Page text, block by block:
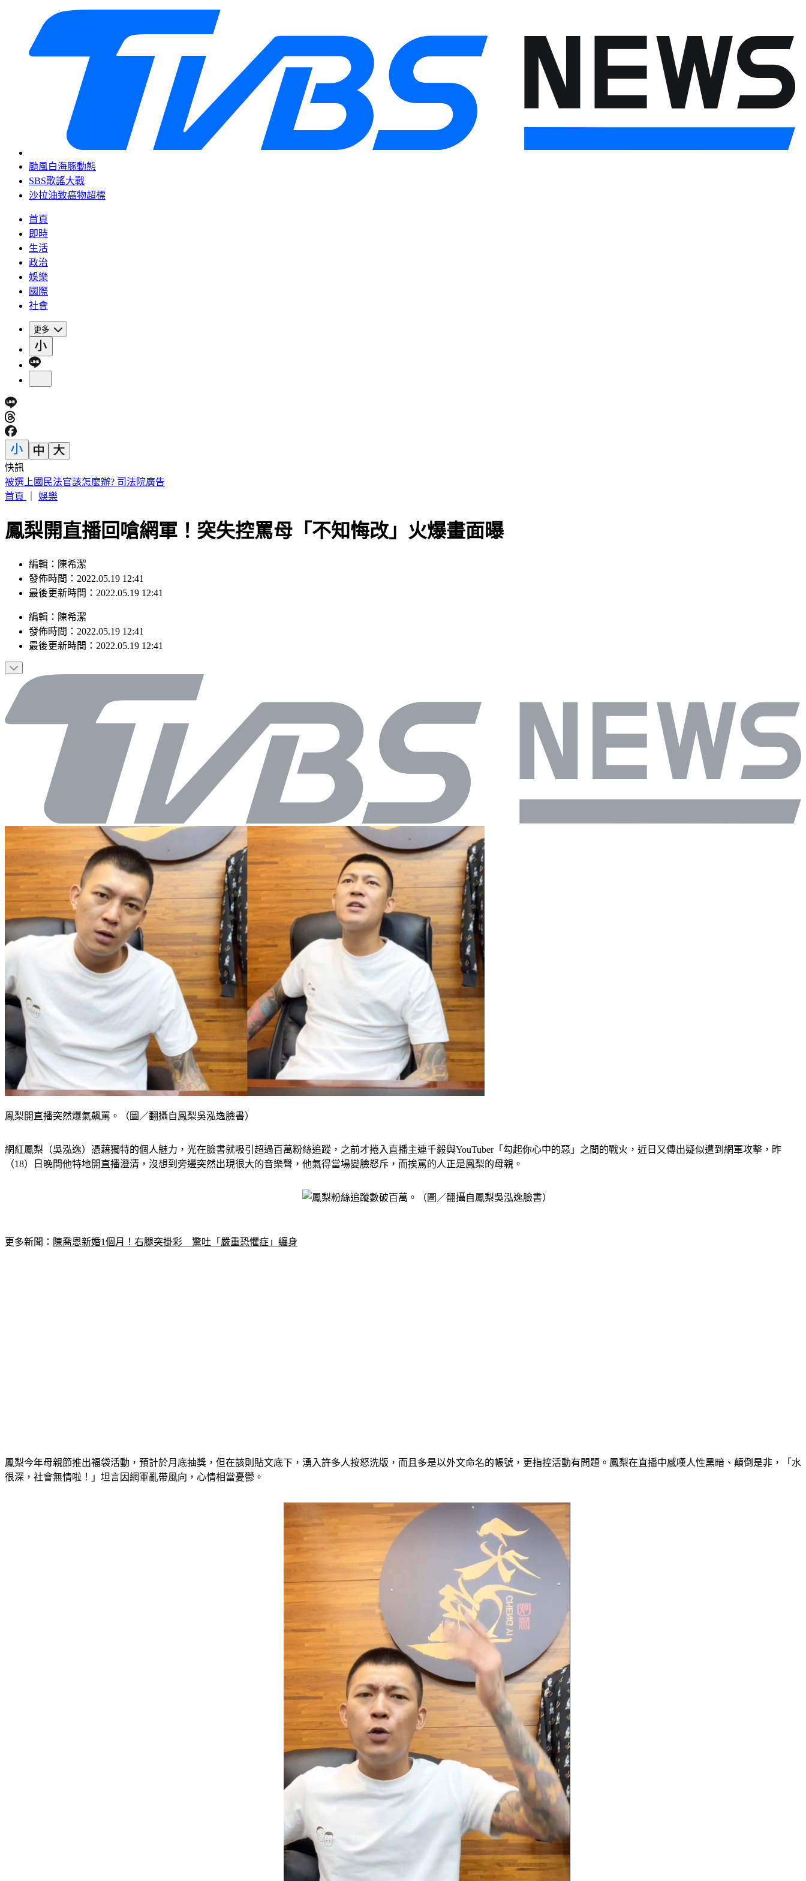
颱風白海豚動態
SBS歌謠大戰
沙拉油致癌物超標
首頁
即時
生活
政治
娛樂
國際
社會
更多
快訊
被選上國民法官該怎麼辦? 司法院廣告
首頁
娛樂
鳳梨開直播回嗆網軍！突失控罵母「不知悔改」火爆畫面曝
編輯：陳希潔
發佈時間：2022.05.19 12:41
最後更新時間：2022.05.19 12:41
編輯 ： 陳希潔
發佈時間： 2022.05.19 12:41
最後更新時間： 2022.05.19 12:41
鳳梨開直播突然爆氣飆罵。（圖／翻攝自鳳梨吳泓逸臉書）
網紅鳳梨（吳泓逸）憑藉獨特的個人魅力，光在臉書就吸引超過百萬粉絲追蹤，之前才捲入直播主連千毅與YouTuber「勾起你心中的惡」之間的戰火，近日又傳出疑似遭到網軍攻擊，昨
（18）日晚間他特地開直播澄清，沒想到旁邊突然出現很大的音樂聲，他氣得當場變臉怒斥，而挨罵的人正是鳳梨的母親。
更多新聞： 陳喬恩新婚1個月！右腿突掛彩　驚吐「嚴重恐懼症」纏身
鳳梨今年母親節推出福袋活動，預計於月底抽獎，但在該則貼文底下，湧入許多人按怒洗版，而且多是以外文命名的帳號，更指控活動有問題。鳳梨在直播中感嘆人性黑暗、顛倒是非，「水
很深，社會無情啦！」坦言因網軍亂帶風向，心情相當憂鬱。